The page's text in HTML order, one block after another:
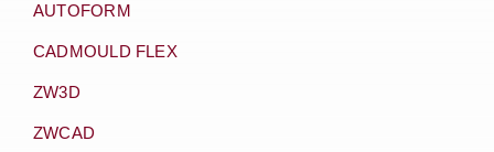
AUTOFORM
CADMOULD FLEX
ZW3D
ZWCAD